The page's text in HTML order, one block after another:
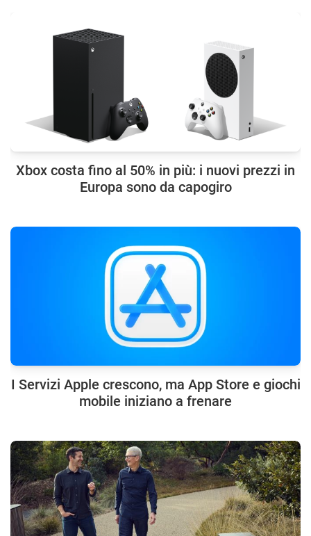
Xbox costa fino al 50% in più: i nuovi prezzi in
Europa sono da capogiro
I Servizi Apple crescono, ma App Store e giochi
mobile iniziano a frenare